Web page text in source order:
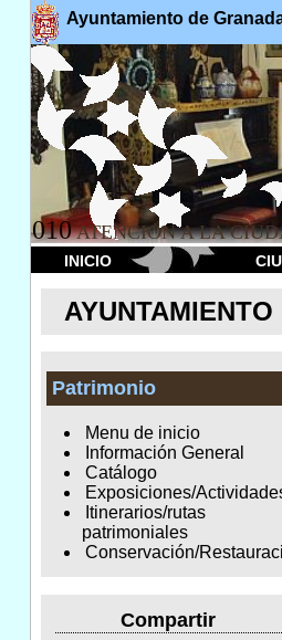
Ayuntamiento de
010 ATENCION A LA
INICIO
AYUNTAMIENTO
Patrimonio
Menu de inicio
Información General
Catálogo
Exposiciones/
Itinerarios/rutas
patrimoniales
Conservación/
Compartir